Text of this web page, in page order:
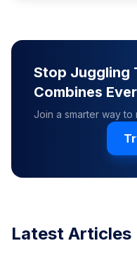
Stop Juggling
Combines
Join a smarter way to
Latest Articles